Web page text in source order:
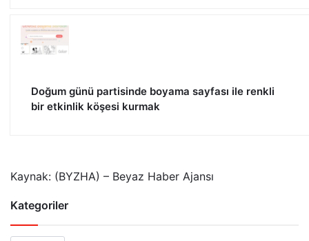
Doğum günü partisinde boyama sayfası ile renkli
bir etkinlik köşesi kurmak
Kaynak: (BYZHA) – Beyaz Haber Ajansı
Kategoriler